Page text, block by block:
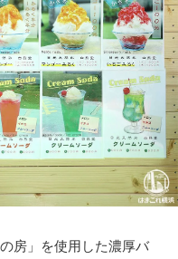
房」を使用した濃厚バ